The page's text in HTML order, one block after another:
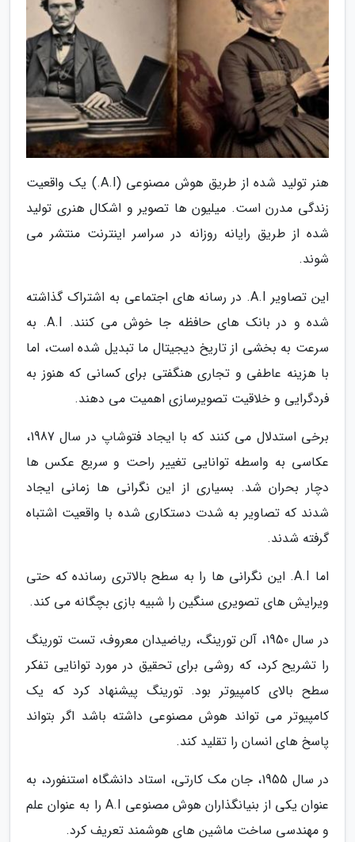
هنر تولید شده از طریق هوش مصنوعی (A.I.) یک واقعیت
زندگی مدرن است. میلیون ها تصویر و اشکال هنری تولید
شده از طریق رایانه روزانه در سراسر اینترنت منتشر می
شوند.
این تصاویر A.I. در رسانه های اجتماعی به اشتراک گذاشته
شده و در بانک های حافظه جا خوش می کنند. A.I. به
سرعت به بخشی از تاریخ دیجیتال ما تبدیل شده است، اما
با هزینه عاطفی و تجاری هنگفتی برای کسانی که هنوز به
فردگرایی و خلاقیت تصویرسازی اهمیت می دهند.
برخی استدلال می کنند که با ایجاد فتوشاپ در سال 1987،
عکاسی به واسطه توانایی تغییر راحت و سریع عکس ها
دچار بحران شد. بسیاری از این نگرانی ها زمانی ایجاد
شدند که تصاویر به شدت دستکاری شده با واقعیت اشتباه
گرفته شدند.
اما A.I. این نگرانی ها را به سطح بالاتری رسانده که حتی
ویرایش های تصویری سنگین را شبیه بازی بچگانه می کند.
در سال 1950، آلن تورینگ، ریاضیدان معروف، تست تورینگ
را تشریح کرد، که روشی برای تحقیق در مورد توانایی تفکر
سطح بالای کامپیوتر بود. تورینگ پیشنهاد کرد که یک
کامپیوتر می تواند هوش مصنوعی داشته باشد اگر بتواند
پاسخ های انسان را تقلید کند.
در سال 1955، جان مک کارتی، استاد دانشگاه استنفورد، به
عنوان یکی از بنیانگذاران هوش مصنوعی A.I را به عنوان علم
و مهندسی ساخت ماشین های هوشمند تعریف کرد.